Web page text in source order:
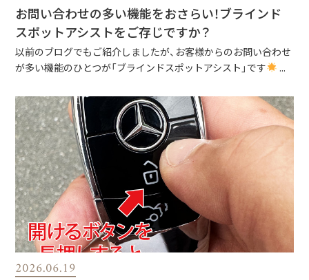
お問い合わせの多い機能をおさらい！ブラインド
スポットアシストをご存じですか？
以前のブログでもご紹介しましたが、お客様からのお問い合わせ
が多い機能のひとつが「ブラインドスポットアシスト」です
...
2026.06.19